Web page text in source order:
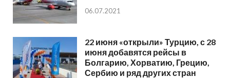
06.07.2021
22 июня «открыли» Турцию, с 28
июня добавятся рейсы в
Болгарию, Хорватию, Грецию,
Сербию и ряд других стран